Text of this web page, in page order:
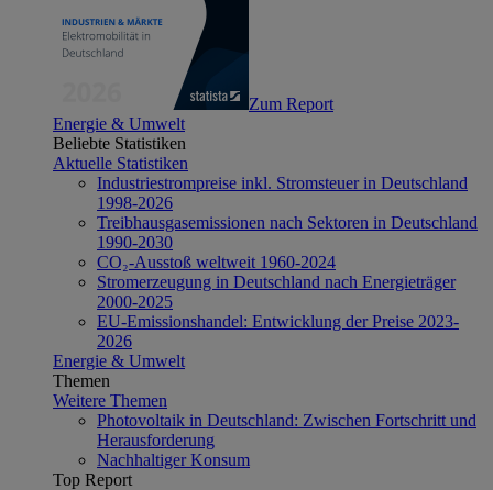
Zum Report
Energie & Umwelt
Beliebte Statistiken
Aktuelle Statistiken
Industriestrompreise inkl. Stromsteuer in Deutschland
1998-2026
Treibhausgasemissionen nach Sektoren in Deutschland
1990-2030
CO₂-Ausstoß weltweit 1960-2024
Stromerzeugung in Deutschland nach Energieträger
2000-2025
EU-Emissionshandel: Entwicklung der Preise 2023-
2026
Energie & Umwelt
Themen
Weitere Themen
Photovoltaik in Deutschland: Zwischen Fortschritt und
Herausforderung
Nachhaltiger Konsum
Top Report